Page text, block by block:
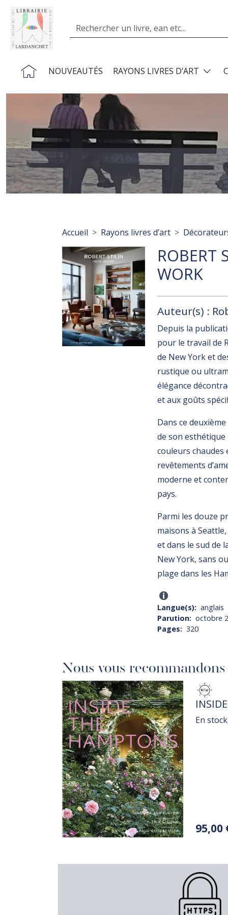
Aller au contenu principal
Search
Navigation principale
NOUVEAUTÉS RAYONS LIVRES D’ART
Fil d'Ariane
Accueil Rayons livres d’art
ROBERT
WORK
Auteur(s) :
Depuis la
pour le travail de
de New York et
rustique ou
élégance
et aux goûts
Dans ce
de son
couleurs chaudes
revêtements
moderne et
pays.
Parmi les douze
maisons à
et dans le sud de
New York, sans
plage dans les
Langue(s)
anglais
Parution
octobre
Pages
320
Nous vous recommandons
TITRE
En
95,00